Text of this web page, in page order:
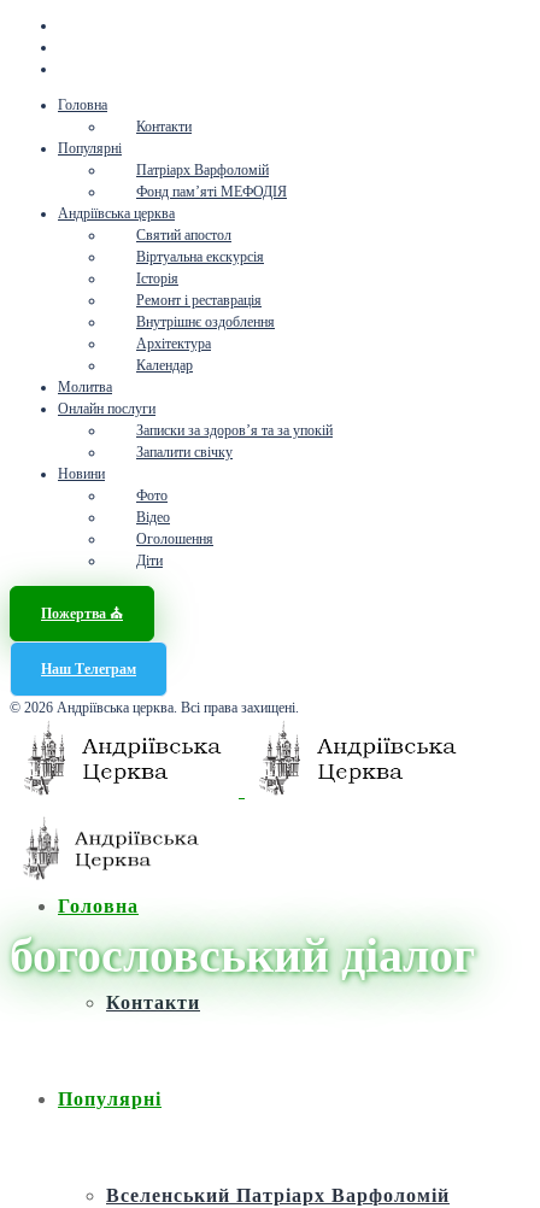
Головна
Контакти
Популярні
Патріарх Варфоломій
Фонд пам’яті МЕФОДІЯ
Андріївська церква
Святий апостол
Віртуальна екскурсія
Історія
Ремонт і реставрація
Внутрішнє оздоблення
Архітектура
Календар
Молитва
Онлайн послуги
Записки за здоров’я та за упокій
Запалити свічку
Новини
Фото
Відео
Оголошення
Діти
Пожертва ⛪️
Наш Телеграм
© 2026 Андріївська церква. Всі права захищені.
Головна
Контакти
Популярні
Вселенський Патріарх Варфоломій
богословський діалог